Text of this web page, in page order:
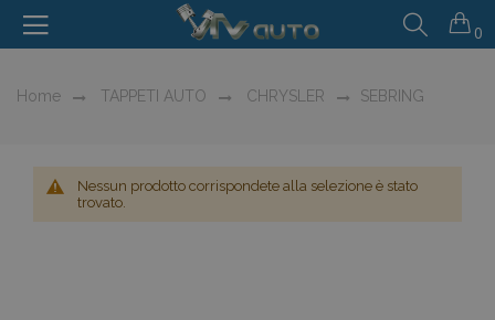
0
Home TAPPETI AUTO CHRYSLER SEBRING
Nessun prodotto corrispondete alla selezione è stato
trovato.